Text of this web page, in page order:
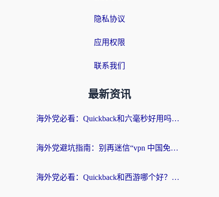
隐私协议
应用权限
联系我们
最新资讯
海外党必看：Quickback和六毫秒好用吗？3步选对回国加速器，无缝刷国内剧玩游戏
海外党避坑指南：别再迷信“vpn 中国免费”，选对回国加速器才能无缝刷国内资源
海外党必看：Quickback和西游哪个好？3个维度教你选对回国加速器